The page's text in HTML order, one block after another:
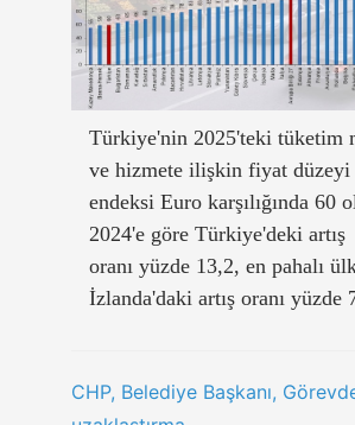
Türkiye'nin 2025'teki tüketim
ve hizmete ilişkin fiyat düzeyi
endeksi Euro karşılığında 60
2024'e göre Türkiye'deki artış
oranı yüzde 13,2, en pahalı
İzlanda'daki artış oranı yüzde
CHP, Belediye Başkanı,